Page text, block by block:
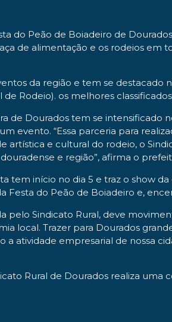
do Peão de Boiadeiro de
de alimentação e os rodeios
da região e tem se
de Rodeio). os melhores
de Dourados tem se intensificado
evento. “Essa parceria para
artística e cultural do rodeio, o
e região”, afirma o
tem início no dia 5 e traz o show
do Peão de Boiadeiro e,
pelo Sindicato Rural, deve
local. Trazer para Dourados
a atividade empresarial de nossa
Rural de Dourados realiza